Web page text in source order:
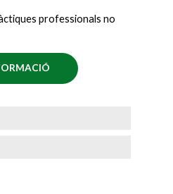
professionals no